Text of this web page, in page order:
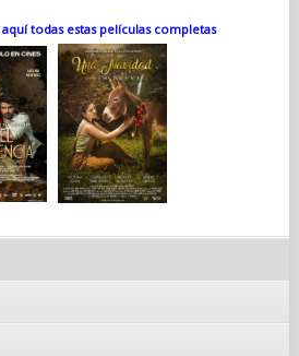
todas estas películas completas